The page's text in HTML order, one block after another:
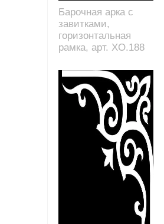
Барочная арка с
завитками,
горизонтальная
рамка, арт. XO.188